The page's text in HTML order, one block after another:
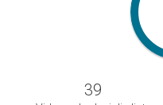
39